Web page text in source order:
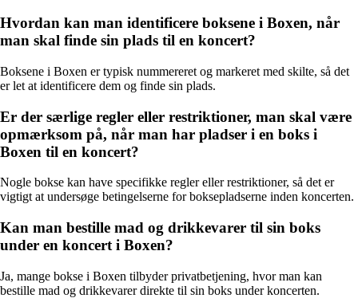
Hvordan kan man identificere boksene i Boxen, når
man skal finde sin plads til en koncert?
Boksene i Boxen er typisk nummereret og markeret med skilte, så det
er let at identificere dem og finde sin plads.
Er der særlige regler eller restriktioner, man skal være
opmærksom på, når man har pladser i en boks i
Boxen til en koncert?
Nogle bokse kan have specifikke regler eller restriktioner, så det er
vigtigt at undersøge betingelserne for boksepladserne inden koncerten.
Kan man bestille mad og drikkevarer til sin boks
under en koncert i Boxen?
Ja, mange bokse i Boxen tilbyder privatbetjening, hvor man kan
bestille mad og drikkevarer direkte til sin boks under koncerten.